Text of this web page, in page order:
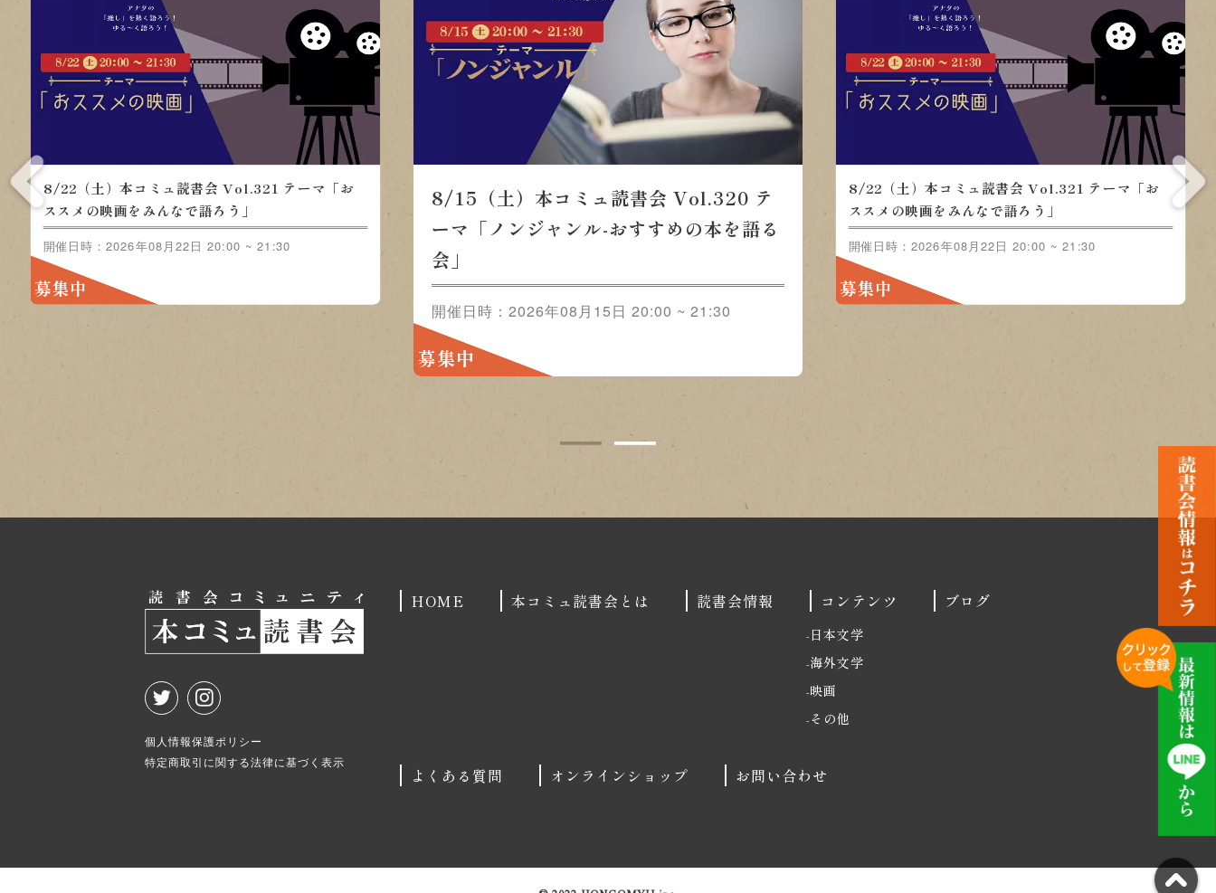
8/15（土）本コミュ読書会 Vol.320 テーマ「ノ
ンジャンル-おすすめの本を語る会」
開催日時：2026年08月15日 20:00 ~ 21:30
募集中
8/22（土）本コミュ読書会 Vol.321 テ
ーマ「おススメの映画をみんなで語ろ
う」
開催日時：2026年08月22日 20:00 ~ 21:30
募集中
8/15（土）本コミュ読書会 Vol.320 テーマ「ノ
ンジャンル-おすすめの本を語る会」
開催日時：2026年08月15日 20:00 ~ 21:30
募集中
個人情報保護ポリシー
特定商取引に関する法律に基づく表示
HOME 本コミュ読書会とは 読書会情報 コンテンツ
日本文学
海外文学
映画
その他
ブログ
よくある質問 オンラインショップ お問い合わせ